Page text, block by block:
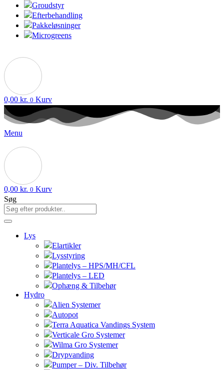
Groudstyr
Efterbehandling
Pakkeløsninger
Microgreens
0,00 kr. 0 Kurv
Menu
0,00 kr. 0 Kurv
Søg
Lys
Elartikler
Lysstyring
Plantelys – HPS/MH/CFL
Plantelys – LED
Ophæng & Tilbehør
Hydro
Alien Systemer
Autopot
Terra Aquatica Vandings System
Verticale Gro Systemer
Wilma Gro Systemer
Drypvanding
Pumper – Div. Tilbehør